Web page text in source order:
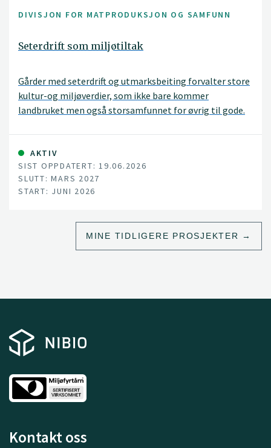
DIVISJON FOR MATPRODUKSJON OG SAMFUNN
Seterdrift som miljøtiltak
Gårder med seterdrift og utmarksbeiting forvalter store
kultur-og miljøverdier, som ikke bare kommer
landbruket men også storsamfunnet for øvrig til gode.
utmarksressursene nå i tilbakegang, med gjengroing av
landskapet både i dalsidene og opp mot snaufjellet som
resultat.
AKTIV
SIST OPPDATERT: 19.06.2026
SLUTT: MARS 2027
START: JUNI 2026
MINE TIDLIGERE PROSJEKTER
Kontakt oss